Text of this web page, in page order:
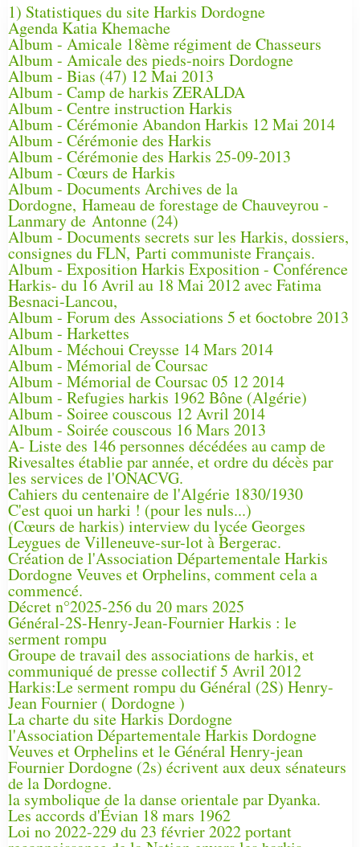
1) Statistiques du site Harkis Dordogne
Agenda Katia Khemache
Album - Amicale 18ème régiment de Chasseurs
Album - Amicale des pieds-noirs Dordogne
Album - Bias (47) 12 Mai 2013
Album - Camp de harkis ZERALDA
Album - Centre instruction Harkis
Album - Cérémonie Abandon Harkis 12 Mai 2014
Album - Cérémonie des Harkis
Album - Cérémonie des Harkis 25-09-2013
Album - Cœurs de Harkis
Album - Documents Archives de la
Dordogne, Hameau de forestage de Chauveyrou -
Lanmary de Antonne (24)
Album - Documents secrets sur les Harkis, dossiers,
consignes du FLN, Parti communiste Français.
Album - Exposition Harkis Exposition - Conférence
Harkis- du 16 Avril au 18 Mai 2012 avec Fatima
Besnaci-Lancou,
Album - Forum des Associations 5 et 6octobre 2013
Album - Harkettes
Album - Méchoui Creysse 14 Mars 2014
Album - Mémorial de Coursac
Album - Mémorial de Coursac 05 12 2014
Album - Refugies harkis 1962 Bône (Algérie)
Album - Soiree couscous 12 Avril 2014
Album - Soirée couscous 16 Mars 2013
A- Liste des 146 personnes décédées au camp de
Rivesaltes établie par année, et ordre du décès par
les services de l'ONACVG.
Cahiers du centenaire de l'Algérie 1830/1930
C'est quoi un harki ! (pour les nuls...)
(Cœurs de harkis) interview du lycée Georges
Leygues de Villeneuve-sur-lot à Bergerac.
Création de l'Association Départementale Harkis
Dordogne Veuves et Orphelins, comment cela a
commencé.
Décret n°2025-256 du 20 mars 2025
Général-2S-Henry-Jean-Fournier Harkis : le
serment rompu
Groupe de travail des associations de harkis, et
communiqué de presse collectif 5 Avril 2012
Harkis:Le serment rompu du Général (2S) Henry-
Jean Fournier ( Dordogne )
La charte du site Harkis Dordogne
l'Association Départementale Harkis Dordogne
Veuves et Orphelins et le Général Henry-jean
Fournier Dordogne (2s) écrivent aux deux sénateurs
de la Dordogne.
la symbolique de la danse orientale par Dyanka.
Les accords d'Évian 18 mars 1962
Loi no 2022-229 du 23 février 2022 portant